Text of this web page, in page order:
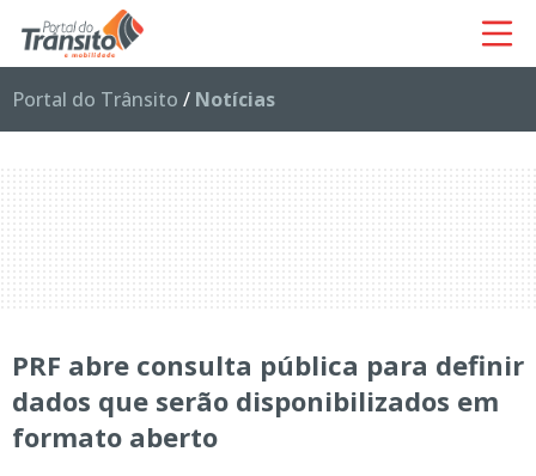
Portal do Trânsito / Notícias
PRF abre consulta pública para definir
dados que serão disponibilizados em
formato aberto